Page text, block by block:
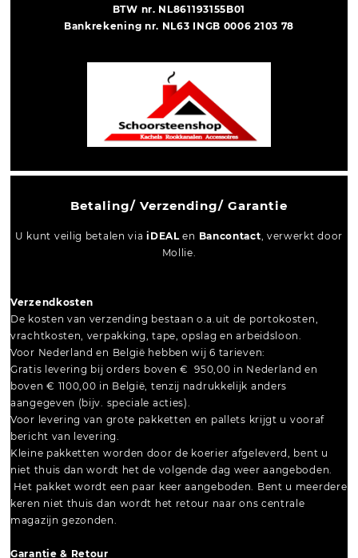
Betaling/ Verzending/ Garantie
U kunt veilig betalen viaiDEALen Bancontact, verwerkt door
Mollie.
Verzendkosten
De kosten van verzending bestaan o.a.uit de portokosten,
vrachtkosten, verpakking, tape, opslag en arbeidsloon.
Voor Nederland en België hebben wij 6 tarieven:
Gratis levering bij orders boven € 950,00 in Nederland en
boven € 1100,00 in België, tenzij nadrukkelijk anders
aangegeven (bijv. speciale acties).
Voor levering van grote pakketten en pallets krijgt u vooraf
bericht van levering.
Kleine pakketten worden door de koerier afgeleverd, bent u
niet thuis dan wordt het de volgende dag weer aangeboden.
Het pakket wordt een paar keer aangeboden. Bent u meerdere
keren niet thuis dan wordt het retour naar ons centrale
magazijn gezonden.
Garantie & Retour
BTW nr. NL861193155B01
Bankrekening nr. NL63 INGB 0006 2103 78